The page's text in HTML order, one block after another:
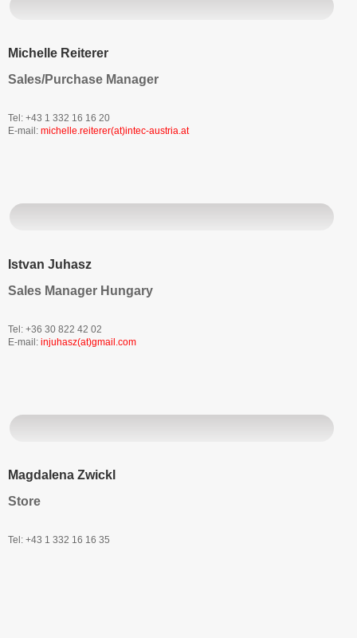
Michelle Reiterer
Sales/Purchase Manager
Tel: +43 1 332 16 16 20
E-mail: michelle.reiterer(at)intec-austria.at
Istvan Juhasz
Sales Manager Hungary
Tel: +36 30 822 42 02
E-mail: injuhasz(at)gmail.com
Magdalena Zwickl
Store
Tel: +43 1 332 16 16 35